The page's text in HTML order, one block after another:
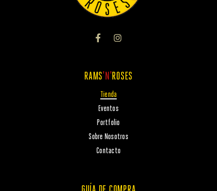
RAMS'N'ROSES
Tienda
Eventos
Portfolio
Sobre Nosotros
Contacto